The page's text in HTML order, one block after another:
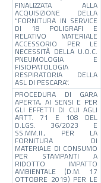
FINALIZZATA ALLA
ACQUISIZIONE DELLA
“FORNITURA IN SERVICE
DI 18 POLIGRAFI E
RELATIVO MATERIALE
ACCESSORIO PER LE
NECESSITÀ DELLA U.O.C.
PNEUMOLOGIA E
FISIOPATOLOGIA
RESPIRATORIA DELLA
ASL DI PESCARA”.
PROCEDURA DI GARA
APERTA, AI SENSI E PER
GLI EFFETTI DI CUI AGLI
ARTT. 71 E 108 DEL
D.LGS. 36/2023 E
SS.MM.II., PER LA
FORNITURA DI
MATERIALE DI CONSUMO
PER STAMPANTI A
RIDOTTO IMPATTO
AMBIENTALE (D.M. 17
OTTOBRE 2019) PER LE